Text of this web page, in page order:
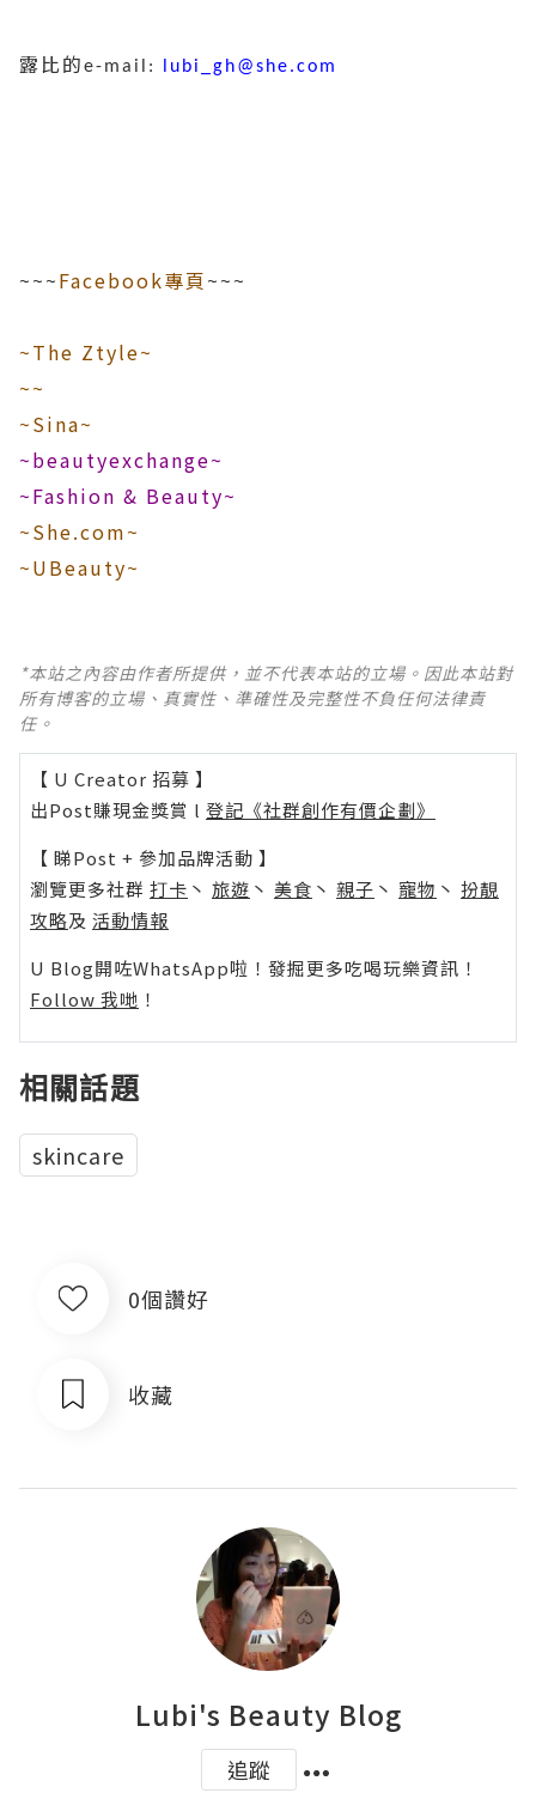
露比的e-mail: lubi_gh@she.com
~~~Facebook專頁~~~
~The Ztyle~
~~
~Sina~
~beautyexchange~
~Fashion & Beauty~
~She.com~
~UBeauty~
*本站之內容由作者所提供，並不代表本站的立場。因此本站對
所有博客的立場、真實性、準確性及完整性不負任何法律責
任。
【 U Creator 招募 】
出Post賺現金獎賞 l 登記《社群創作有價企劃》
【 睇Post + 參加品牌活動 】
瀏覽更多社群 打卡 丶 旅遊 丶 美食 丶 親子 丶 寵物 丶 扮靚
攻略及 活動情報
U Blog開咗WhatsApp啦！發掘更多吃喝玩樂資訊！
Follow 我哋 ！
相關話題
skincare
0個讚好
收藏
Lubi's Beauty Blog
追蹤